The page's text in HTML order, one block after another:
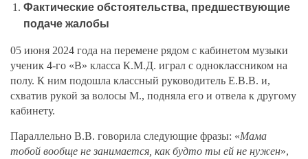
Фактические обстоятельства, предшествующие
подаче жалобы
05 июня 2024 года на перемене рядом с кабинетом музыки
ученик 4-го «В» класса К.М.Д. играл с одноклассником на
полу. К ним подошла классный руководитель Е.В.В. и,
схватив рукой за волосы М., подняла его и отвела к другому
кабинету.
Параллельно В.В. говорила следующие фразы: «Мама
тобой вообще не занимается, как будто ты ей не нужен»,